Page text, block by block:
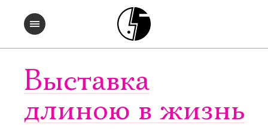
Выставка
длиною в жизнь